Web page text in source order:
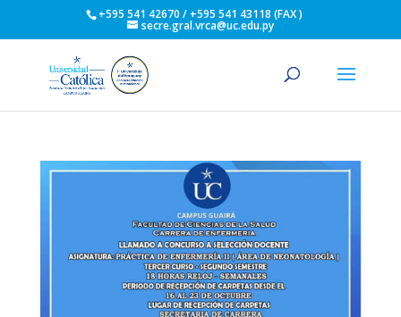
+595 541 42670 / +595 541 43118 (FAX )
secre.gral.vrca@uc.edu.py